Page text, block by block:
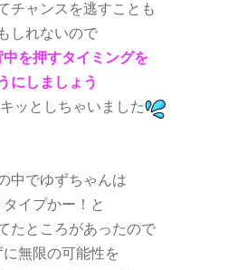
チャンスを逃すことも
しれないので
を押すタイミングを
にしましょう
ッとしちゃいました
中でゆずちゃんは
タイプかー！と
たところがあったので
無限の可能性を